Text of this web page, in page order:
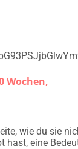
Wochen,
wie du sie
hast, eine